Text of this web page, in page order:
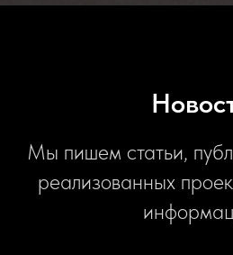
Мы пишем статьи,
реализованных